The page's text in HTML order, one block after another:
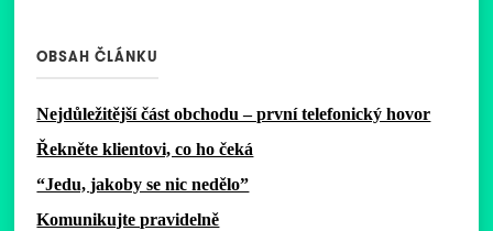
OBSAH ČLÁNKU
‍Nejdůležitější část obchodu – první telefonický hovor
Řekněte klientovi, co ho čeká
‍“Jedu, jakoby se nic nedělo”
‍Komunikujte pravidelně